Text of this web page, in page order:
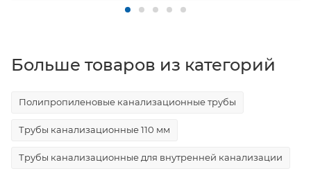
Больше товаров из категорий
Полипропиленовые канализационные трубы
Трубы канализационные 110 мм
Трубы канализационные для внутренней канализации